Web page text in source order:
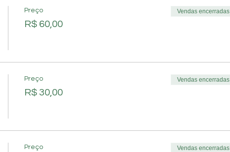
Preço
R$ 60,00
Vendas encerradas
Preço
R$ 30,00
Vendas encerradas
Preço Vendas encerradas